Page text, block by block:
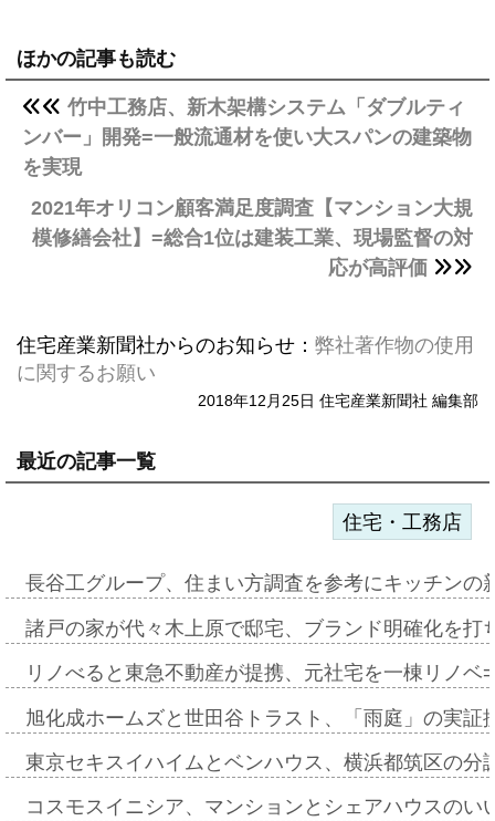
ほかの記事も読む
竹中工務店、新木架構システム「ダブルティ
ンバー」開発=一般流通材を使い大スパンの建築物
を実現
2021年オリコン顧客満足度調査【マンション大規
模修繕会社】=総合1位は建装工業、現場監督の対
応が高評価
住宅産業新聞社からのお知らせ： 弊社著作物の使用
に関するお願い
2018年12月25日 住宅産業新聞社 編集部
最近の記事一覧
住宅・工務店
長谷工グループ、住まい方調査を参考にキッチン
諸戸の家が代々木上原で邸宅、ブランド明確化を
リノべると東急不動産が提携、元社宅を一棟リノ
旭化成ホームズと世田谷トラスト、「雨庭」の実
東京セキスイハイムとベンハウス、横浜都筑区の
コスモスイニシア、マンションとシェアハウスの